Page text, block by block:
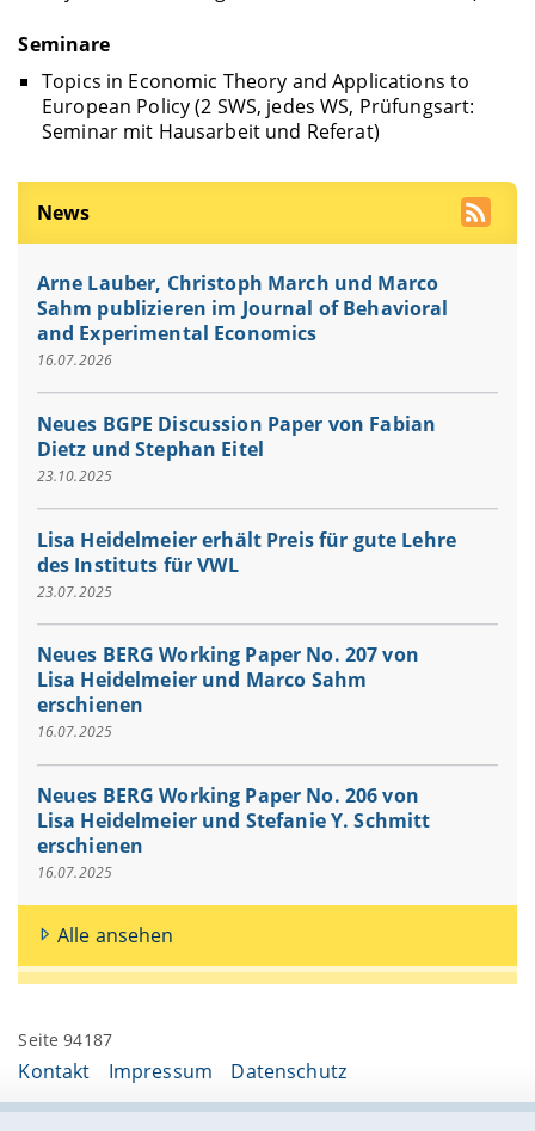
Seminare
Topics in Economic Theory and Applications to
European Policy (2 SWS, jedes WS, Prüfungsart:
Seminar mit Hausarbeit und Referat)
News
Arne Lauber, Christoph March und Marco
Sahm publizieren im Journal of Behavioral
and Experimental Economics
16.07.2026
Neues BGPE Discussion Paper von Fabian
Dietz und Stephan Eitel
23.10.2025
Lisa Heidelmeier erhält Preis für gute Lehre
des Instituts für VWL
23.07.2025
Neues BERG Working Paper No. 207 von
Lisa Heidelmeier und Marco Sahm
erschienen
16.07.2025
Neues BERG Working Paper No. 206 von
Lisa Heidelmeier und Stefanie Y. Schmitt
erschienen
16.07.2025
Alle ansehen
Seite 94187
Kontakt Impressum Datenschutz